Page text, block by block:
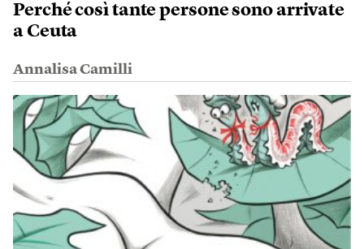
Perché così tante persone sono arrivate
a Ceuta
Annalisa Camilli